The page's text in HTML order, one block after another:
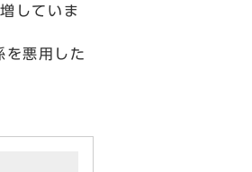
していま
を悪用した